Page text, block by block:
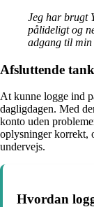
Jeg har brugt
pålideligt og
adgang til
Afsluttende
At kunne logge ind
dagligdagen. Med
konto uden
oplysninger korrekt,
undervejs.
Hvordan